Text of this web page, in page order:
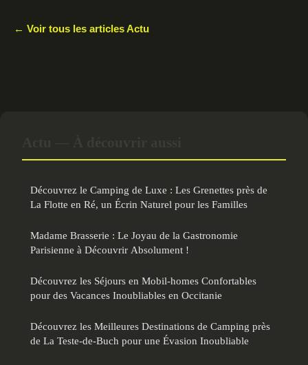
← Voir tous les articles Actu
Découvrez le Camping de Luxe : Les Grenettes près de
La Flotte en Ré, un Écrin Naturel pour les Familles
Madame Brasserie : Le Joyau de la Gastronomie
Parisienne à Découvrir Absolument !
Découvrez les Séjours en Mobil-homes Confortables
pour des Vacances Inoubliables en Occitanie
Découvrez les Meilleures Destinations de Camping près
de La Teste-de-Buch pour une Évasion Inoubliable